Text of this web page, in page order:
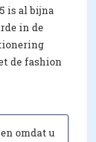
is al bijna
in de
de fashion
omdat u